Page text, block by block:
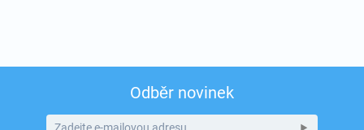
Odběr novinek